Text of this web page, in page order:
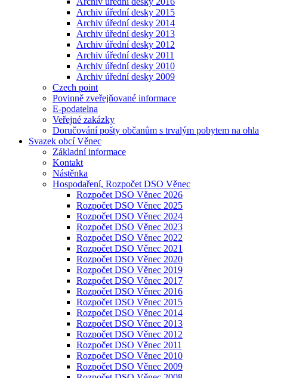
Archiv úřední desky 2015
Archiv úřední desky 2014
Archiv úřední desky 2013
Archiv úřední desky 2012
Archiv úřední desky 2011
Archiv úřední desky 2010
Archiv úřední desky 2009
Czech point
Povinně zveřejňované informace
E-podatelna
Veřejné zakázky
Doručování pošty občanům s trvalým pobytem na ohla
Svazek obcí Věnec
Základní informace
Kontakt
Nástěnka
Hospodaření, Rozpočet DSO Věnec
Rozpočet DSO Věnec 2026
Rozpočet DSO Věnec 2025
Rozpočet DSO Věnec 2024
Rozpočet DSO Věnec 2023
Rozpočet DSO Věnec 2022
Rozpočet DSO Věnec 2021
Rozpočet DSO Věnec 2020
Rozpočet DSO Věnec 2019
Rozpočet DSO Věnec 2017
Rozpočet DSO Věnec 2016
Rozpočet DSO Věnec 2015
Rozpočet DSO Věnec 2014
Rozpočet DSO Věnec 2013
Rozpočet DSO Věnec 2012
Rozpočet DSO Věnec 2011
Rozpočet DSO Věnec 2010
Rozpočet DSO Věnec 2009